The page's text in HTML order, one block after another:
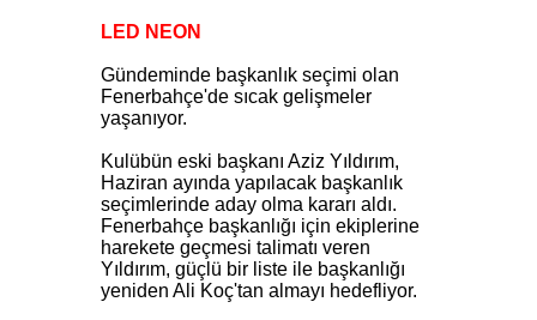
LED NEON
Gündeminde başkanlık seçimi olan
Fenerbahçe'de sıcak gelişmeler
yaşanıyor.
Kulübün eski başkanı Aziz Yıldırım,
Haziran ayında yapılacak başkanlık
seçimlerinde aday olma kararı aldı.
Fenerbahçe başkanlığı için ekiplerine
harekete geçmesi talimatı veren
Yıldırım, güçlü bir liste ile başkanlığı
yeniden Ali Koç'tan almayı hedefliyor.